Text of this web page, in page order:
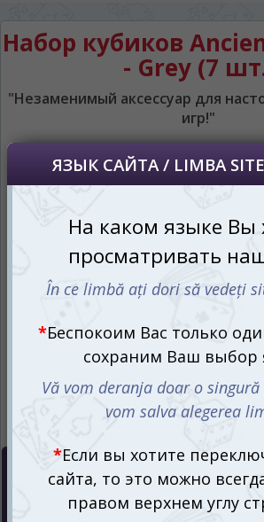
Набор кубиков
- Grey (7
"Незаменимый аксессуар для
игр!"
125mdl
сохраним Ваш выбор языка.
Vă vom deranja doar o singură dată, apoi vă
vom salva alegerea limbii.
Если вы хотите переключить язык
сайта, то это можно всегда сделать в
правом верхнем углу страницы.
oricând să faceți asta în colțul din dreapta sus
al paginii.